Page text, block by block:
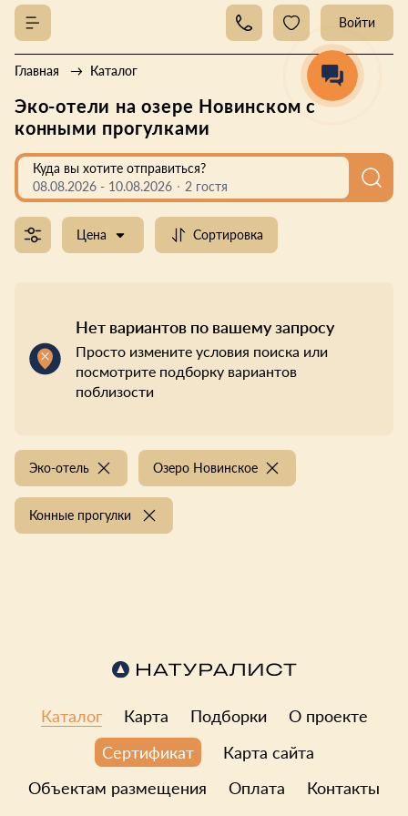
Войти
Главная Каталог
Эко-отели на озере Новинском с
конными прогулками
Куда вы хотите отправиться?
08.08.2026 - 10.08.2026 2 гостя
Цена Сортировка
Нет вариантов по вашему запросу
Просто измените условия поиска или
посмотрите подборку вариантов
поблизости
Эко-отель Озеро Новинское
Конные прогулки
Каталог Карта Подборки
О проекте
Сертификат
Карта сайта
Объектам размещения
Оплата Контакты